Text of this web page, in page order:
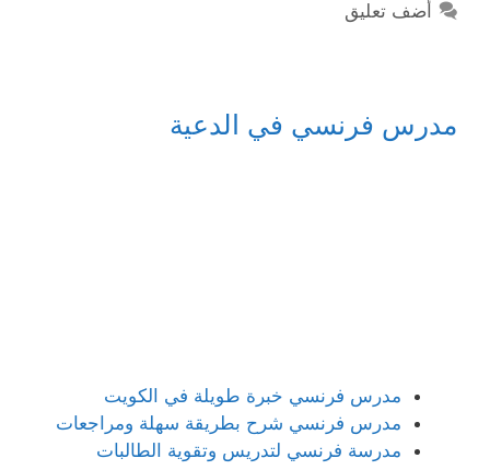
أضف تعليق
مدرس فرنسي في الدعية
مدرس فرنسي خبرة طويلة في الكويت
مدرس فرنسي شرح بطريقة سهلة ومراجعات
مدرسة فرنسي لتدريس وتقوية الطالبات